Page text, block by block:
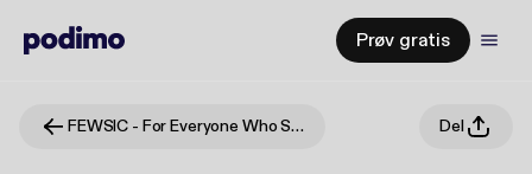
Prøv gratis
FEWSIC - For Everyone Who Said I Couldn't Del